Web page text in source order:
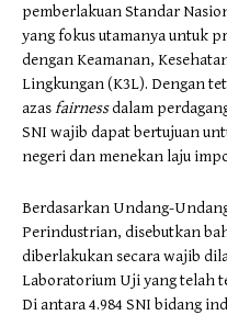
pemberlakuan Standar
yang fokus utamanya untuk
dengan Keamanan,
Lingkungan (K3L). Dengan
azasfairnessdalam
SNI wajib dapat bertujuan
negeri dan menekan laju
Berdasarkan Undang-
Perindustrian, disebutkan
diberlakukan secara wajib
Laboratorium Uji yang telah
Di antara 4.984 SNI bidang